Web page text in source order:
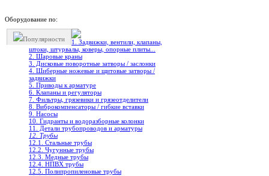
Оборудование по:
Популярности
1. Задвижки, вентили, клапаны,
штоки, штурвалы, коверы, опорные плиты...
2. Шаровые краны
3. Дисковые поворотные затворы / заслонки
4. Шиберные ножевые и щитовые затворы /
задвижки
5. Приводы к арматуре
6. Клапаны и регуляторы
7. Фильтры, грязевики и грязеотделители
8. Виброкомпенсаторы / гибкие вставки
9. Насосы
10. Гидранты и водоразборные колонки
11. Детали трубопроводов и арматуры
12. Трубы
12.1. Стальные трубы
12.2. Чугунные трубы
12.3. Медные трубы
12.4. НПВХ трубы
12.5. Полипропиленовые трубы